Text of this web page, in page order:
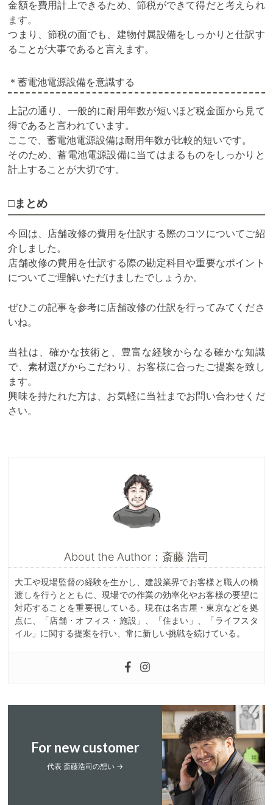
金額を費用計上できるため、節税ができて得だと考えられ
ます。
つまり、節税の面でも、建物付属設備をしっかりと仕訳す
ることが大事であると言えます。
＊蓄電池電源設備を意識する
上記の通り、一般的に耐用年数が短いほど税金面から見て
得であると言われています。
ここで、蓄電池電源設備は耐用年数が比較的短いです。
そのため、蓄電池電源設備に当てはまるものをしっかりと
計上することが大切です。
□まとめ
今回は、店舗改修の費用を仕訳する際のコツについてご紹
介しました。
店舗改修の費用を仕訳する際の勘定科目や重要なポイント
についてご理解いただけましたでしょうか。
ぜひこの記事を参考に店舗改修の仕訳を行ってみてくださ
いね。
当社は、確かな技術と、豊富な経験からなる確かな知識
で、素材選びからこだわり、お客様に合ったご提案を致し
ます。
興味を持たれた方は、お気軽に当社までお問い合わせくだ
さい。
About the Author：斎藤 浩司
大工や現場監督の経験を生かし、建設業界でお客様と職人の橋
渡しを行うとともに、現場での作業の効率化やお客様の要望に
対応することを重要視している。現在は名古屋・東京などを拠
点に、「店舗・オフィス・施設」、「住まい」、「ライフスタ
イル」に関する提案を行い、常に新しい挑戦を続けている。
For new customer
代表 斎藤浩司の想い →